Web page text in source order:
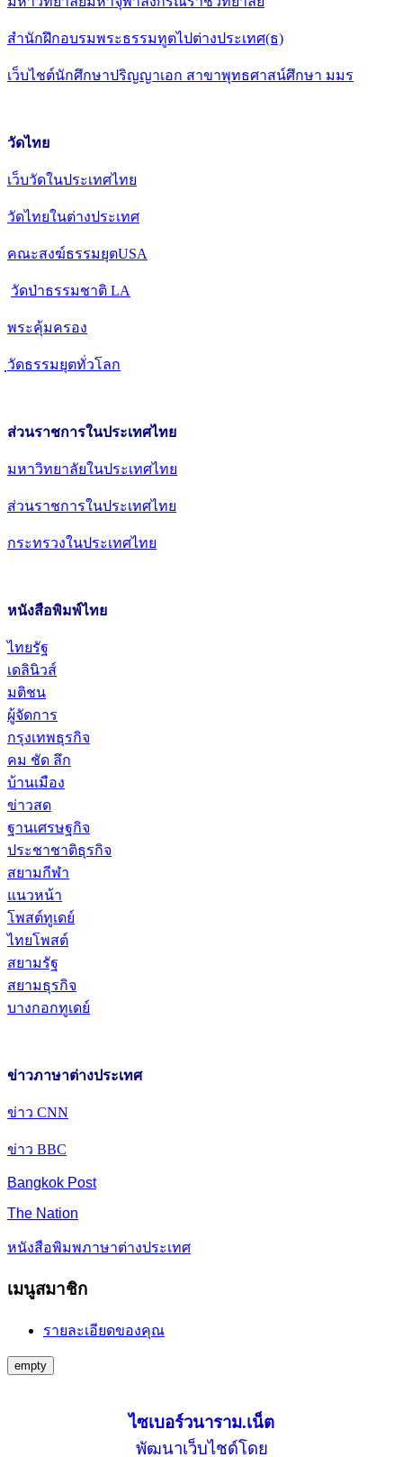
สำนักฝึกอบรมพระธรรมทูตไปต่างประเทศ(ธ)
เว็บไชต์นักศึกษาปริญญาเอก สาขาพุทธศาสน์ศึกษา มมร
วัดไทย
เว็บวัดในประเทศไทย
วัดไทยในต่างประเทศ
คณะสงฆ์ธรรมยุตUSA
วัดป่าธรรมชาติ LA
พระคุ้มครอง
วัดธรรมยุตทั่วโลก
ส่วนราชการในประเทศไทย
มหาวิทยาลัยในประเทศไทย
ส่วนราชการในประเทศไทย
กระทรวงในประเทศไทย
หนังสือพิมพ์ไทย
ไทยรัฐ
เดลินิวส์
มติชน
ผู้จัดการ
กรุงเทพธุรกิจ
คม ชัด ลึก
บ้านเมือง
ข่าวสด
ฐานเศรษฐกิจ
ประชาชาติธุรกิจ
สยามกีฬา
แนวหน้า
โพสต์ทูเดย์
ไทยโพสต์
สยามรัฐ
สยามธุรกิจ
บางกอกทูเดย์
ข่าวภาษาต่างประเทศ
ข่าว CNN
ข่าว BBC
Bangkok Post
The Nation
หนังสือพิมพภาษาต่างประเทศ
เมนูสมาชิก
รายละเอียดของคุณ
empty
ไซเบอร์วนาราม.เน็ต
พัฒนาเว็บไชด์โดย